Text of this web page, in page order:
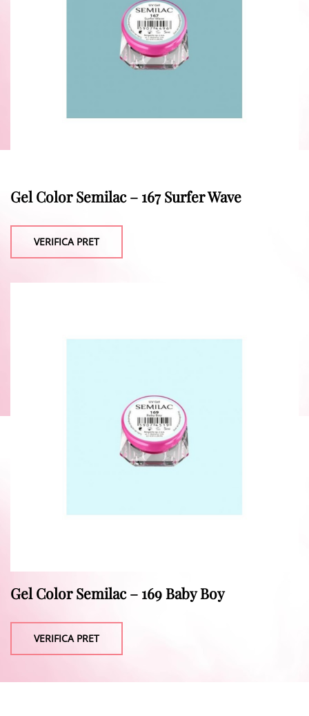
Gel Color Semilac – 167 Surfer Wave
VERIFICA PRET
Gel Color Semilac – 169 Baby Boy
VERIFICA PRET